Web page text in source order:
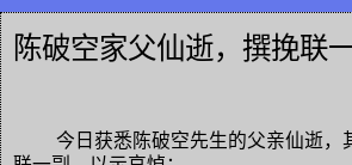
陈破空家父仙逝，撰挽联
今日获悉陈破空先生的父亲仙逝，